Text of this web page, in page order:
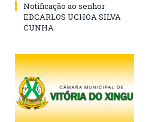
Notificação ao senhor
EDCARLOS UCHOA SILVA
CUNHA